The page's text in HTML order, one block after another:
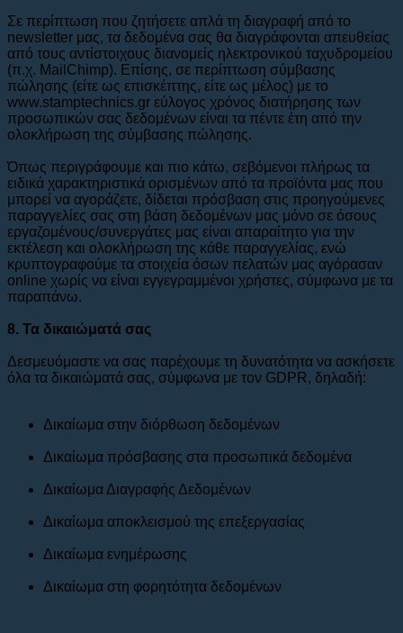
Σε περίπτωση που ζητήσετε απλά τη διαγραφή από το
newsletter μας, τα δεδομένα σας θα διαγράφονται απευθείας
από τους αντίστοιχους διανομείς ηλεκτρονικού ταχυδρομείου
(π.χ. MailChimp). Επίσης, σε περίπτωση σύμβασης
πώλησης (είτε ως επισκέπτης, είτε ως μέλος) με το
www.stamptechnics.gr εύλογος χρόνος διατήρησης των
προσωπικών σας δεδομένων είναι τα πέντε έτη από την
ολοκλήρωση της σύμβασης πώλησης.
Όπως περιγράφουμε και πιο κάτω, σεβόμενοι πλήρως τα
ειδικά χαρακτηριστικά ορισμένων από τα προϊόντα μας που
μπορεί να αγοράζετε, δίδεται πρόσβαση στις προηγούμενες
παραγγελίες σας στη βάση δεδομένων μας μόνο σε όσους
εργαζομένους/συνεργάτες μας είναι απαραίτητο για την
εκτέλεση και ολοκλήρωση της κάθε παραγγελίας, ενώ
κρυπτογραφούμε τα στοιχεία όσων πελατών μας αγόρασαν
online χωρίς να είναι εγγεγραμμένοι χρήστες, σύμφωνα με τα
παραπάνω.
8. Τα δικαιώματά σας
Δεσμευόμαστε να σας παρέχουμε τη δυνατότητα να ασκήσετε
όλα τα δικαιώματά σας, σύμφωνα με τον GDPR, δηλαδή:
Δικαίωμα στην διόρθωση δεδομένων
Δικαίωμα πρόσβασης στα προσωπικά δεδομένα
Δικαίωμα Διαγραφής Δεδομένων
Δικαίωμα αποκλεισμού της επεξεργασίας
Δικαίωμα ενημέρωσης
Δικαίωμα στη φορητότητα δεδομένων